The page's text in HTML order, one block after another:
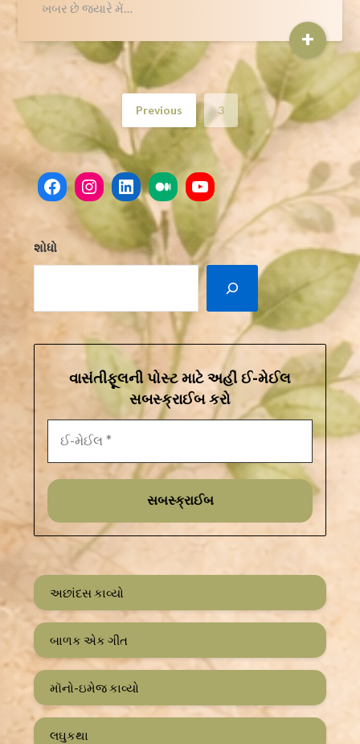
ખબર છે જ્યારે મેં…
+
Previous 3
Facebook
Instagram
LinkedIn
MediumYouTube
શોધો
વાસંતીફૂલની પોસ્ટ માટે અહીં ઈ-મેઈલ
સબસ્ક્રાઈબ કરો
અછાંદસ કાવ્યો
બાળક એક ગીત
મૉનો-ઇમેજ કાવ્યો
લઘુકથા